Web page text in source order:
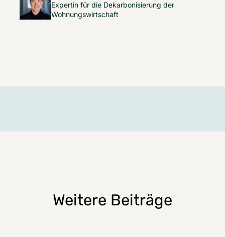
Expertin für die Dekarbonisierung der
Wohnungswirtschaft
Weitere Beiträge